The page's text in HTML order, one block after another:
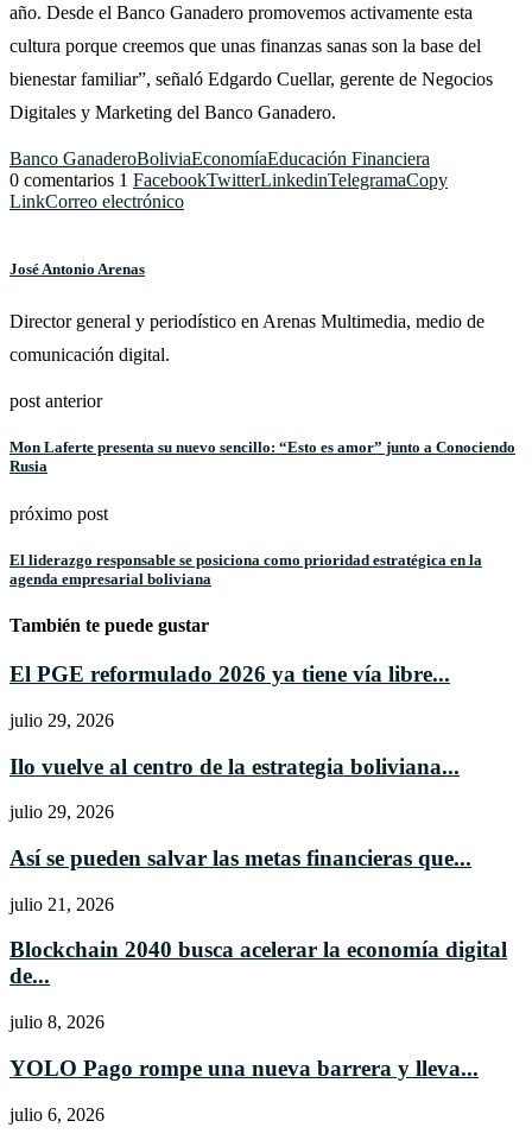
año. Desde el Banco Ganadero promovemos activamente esta
cultura porque creemos que unas finanzas sanas son la base del
bienestar familiar”, señaló Edgardo Cuellar, gerente de Negocios
Digitales y Marketing del Banco Ganadero.
Banco GanaderoBoliviaEconomíaEducación Financiera
0 comentarios 1 FacebookTwitterLinkedinTelegramaCopy
LinkCorreo electrónico
José Antonio Arenas
Director general y periodístico en Arenas Multimedia, medio de
comunicación digital.
post anterior
Mon Laferte presenta su nuevo sencillo: “Esto es amor” junto a Conociendo
Rusia
próximo post
El liderazgo responsable se posiciona como prioridad estratégica en la
agenda empresarial boliviana
También te puede gustar
El PGE reformulado 2026 ya tiene vía libre...
julio 29, 2026
Ilo vuelve al centro de la estrategia boliviana...
julio 29, 2026
Así se pueden salvar las metas financieras que...
julio 21, 2026
Blockchain 2040 busca acelerar la economía digital
de...
julio 8, 2026
YOLO Pago rompe una nueva barrera y lleva...
julio 6, 2026